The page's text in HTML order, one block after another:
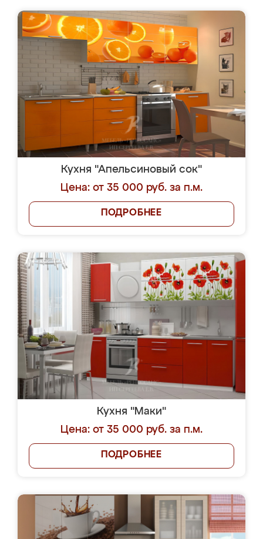
Кухня "Апельсиновый сок"
Цена: от 35 000 руб. за п.м.
ПОДРОБНЕЕ
Кухня "Маки"
Цена: от 35 000 руб. за п.м.
ПОДРОБНЕЕ